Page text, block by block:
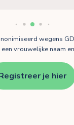
wegens
een vrouwelijke naam
je hier